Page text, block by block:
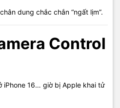
dung chắc chắn “ngất lịm”.
Control
iPhone 16… giờ bị Apple khai tử